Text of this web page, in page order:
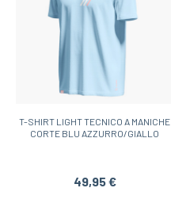
T-SHIRT LIGHT TECNICO A MANICHE
CORTE BLU AZZURRO/GIALLO
49,95 €